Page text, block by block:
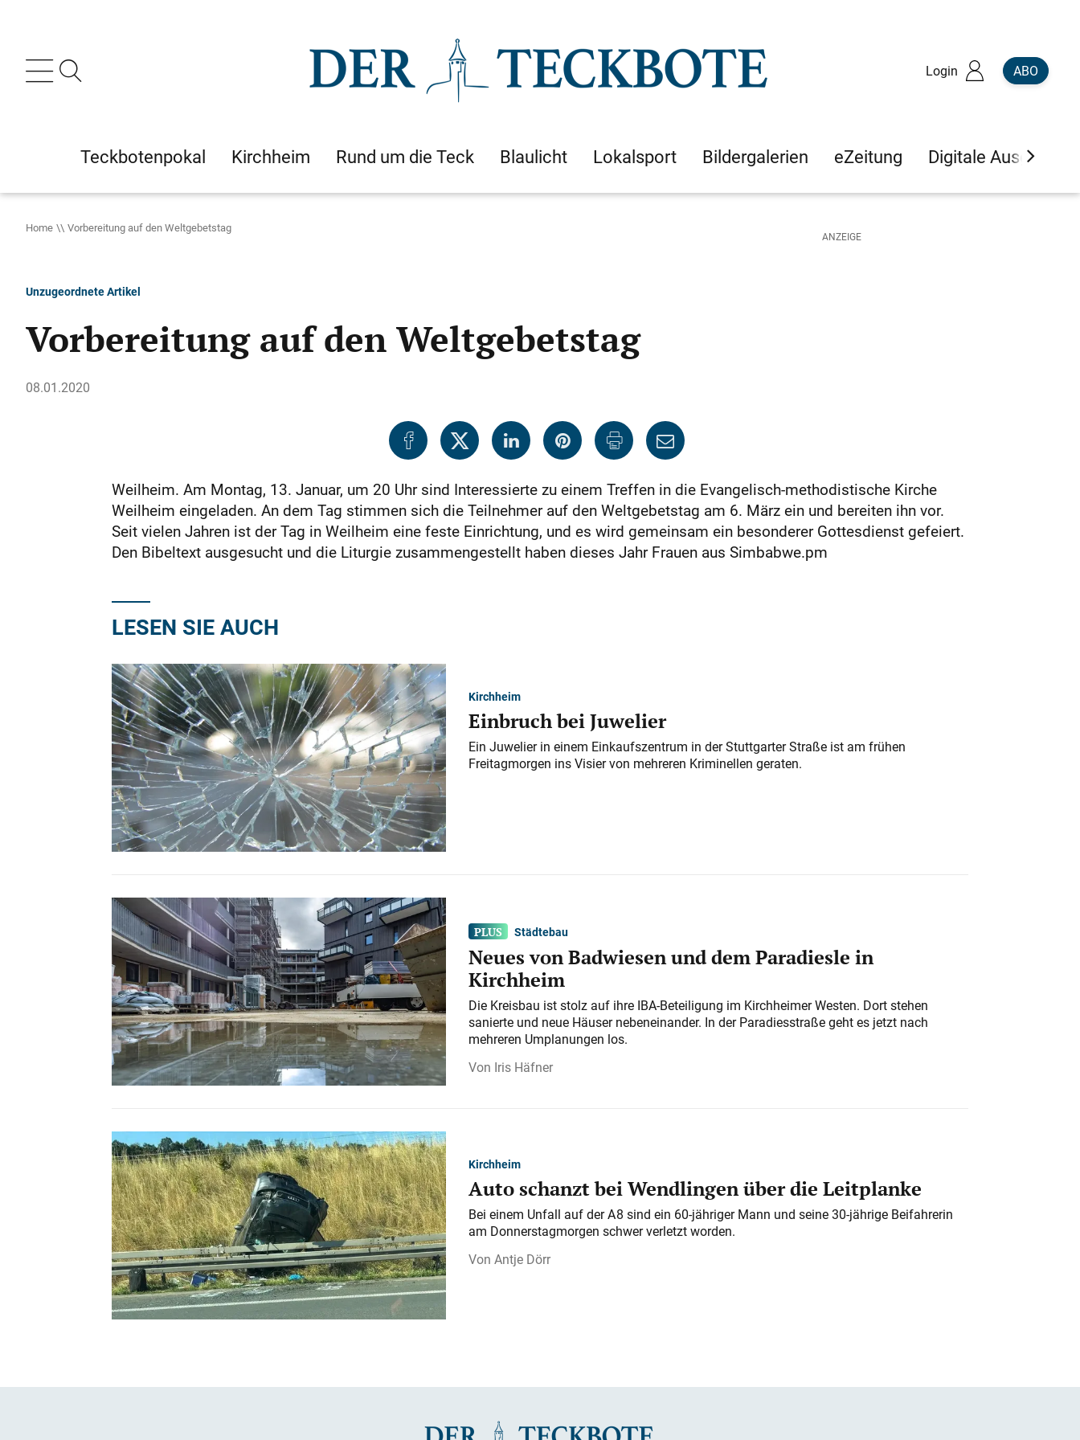
Login ABO
Teckbotenpokal Kirchheim Rund um die Teck Blaulicht Lokalsport Bildergalerien eZeitung Digitale Ausgaben
Home Vorbereitung auf den Weltgebetstag
Unzugeordnete Artikel
Vorbereitung auf den Weltgebetstag
08.01.2020
Weilheim. Am Montag, 13. Januar, um 20 Uhr sind Interessierte zu einem Treffen in die Evangelisch-methodistische Kirche
Weilheim eingeladen. An dem Tag stimmen sich die Teilnehmer auf den Weltgebetstag am 6. März ein und bereiten ihn vor.
Seit vielen Jahren ist der Tag in Weilheim eine feste Einrichtung, und es wird gemeinsam ein besonderer Gottesdienst gefeiert.
Den Bibeltext ausgesucht und die Liturgie zusammengestellt haben dieses Jahr Frauen aus Simbabwe.pm
LESEN SIE AUCH
Kirchheim
Einbruch bei Juwelier
Ein Juwelier in einem Einkaufszentrum in der Stuttgarter Straße ist am frühen
Freitagmorgen ins Visier von mehreren Kriminellen geraten.
Städtebau
Neues von Badwiesen und dem Paradiesle in
Kirchheim
Die Kreisbau ist stolz auf ihre IBA-Beteiligung im Kirchheimer Westen. Dort stehen
sanierte und neue Häuser nebeneinander. In der Paradiesstraße geht es jetzt nach
mehreren Umplanungen los.
Iris Häfner
Kirchheim
Auto schanzt bei Wendlingen über die Leitplanke
Bei einem Unfall auf der A 8 sind ein 60-jähriger Mann und seine 30-jährige Beifahrerin
am Donnerstagmorgen schwer verletzt worden.
Antje Dörr